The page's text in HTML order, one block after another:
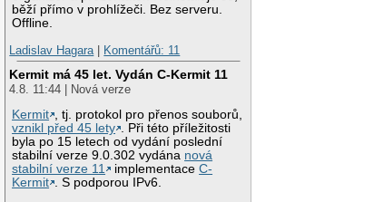
běží přímo v prohlížeči. Bez serveru.
Offline.
Ladislav Hagara| Komentářů: 11
Kermit má 45 let. Vydán C-Kermit 11
4.8. 11:44 | Nová verze
Kermit , tj. protokol pro přenos souborů,
vznikl před 45 lety . Při této příležitosti
byla po 15 letech od vydání poslední
stabilní verze 9.0.302 vydána nová
stabilní verze 11
implementaceC-
Kermit . S podporou IPv6.